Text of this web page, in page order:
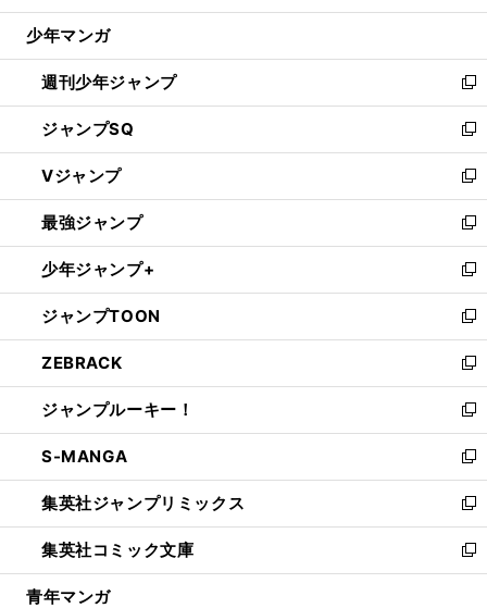
ウ
開
く
少年マンガ
週刊少年ジャンプ
新
し
い
ウ
ィ
ン
ド
ウ
で
開
く
ジャンプSQ
新
し
い
ウ
ィ
ン
ド
ウ
で
開
く
Vジャンプ
新
し
い
ウ
ィ
ン
ド
ウ
で
開
く
最強ジャンプ
新
し
い
ウ
ィ
ン
ド
ウ
で
開
く
少年ジャンプ+
新
し
い
ウ
ィ
ン
ド
ウ
で
開
く
ジャンプTOON
新
し
い
ウ
ィ
ン
ド
ウ
で
開
く
ZEBRACK
新
し
い
ウ
ィ
ン
ド
ウ
で
開
ジャンプルーキー！
新
し
い
ウ
ィ
ン
ド
ウ
S-MANGA
新
し
い
ウ
ィ
ン
集英社ジャンプリミックス
新
し
い
ウ
集英社コミック文庫
新
し
青年マンガ